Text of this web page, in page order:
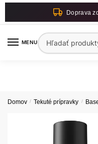
Skip
Skip
Doprava
MENUHľadať:
Domov / Tekuté prípravky /